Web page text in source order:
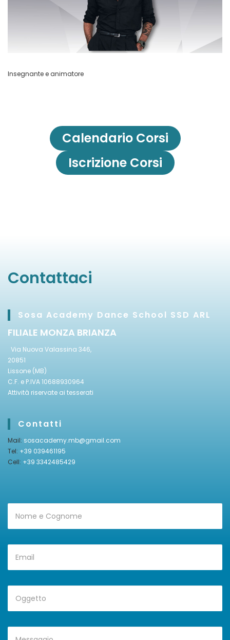
Insegnante e animatore
Calendario Corsi
Iscrizione Corsi
Contattaci
Sosa Academy Dance School SSD ARL
FILIALE MONZA BRIANZA
Via Nuova Valassina 346,
20851
Lissone (MB)
C.F. e P.IVA 10688930964
Attività riservate ai tesserati
Contatti
Mail: sosacademy.mb@gmail.com
Tel: +39 039461195
Cell: +39 3342485429